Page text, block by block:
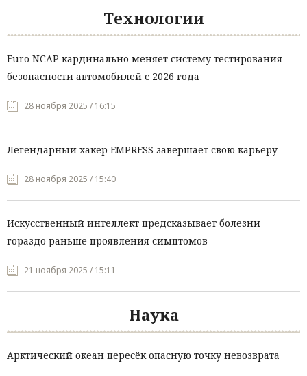
Технологии
Euro NCAP кардинально меняет систему тестирования
безопасности автомобилей с 2026 года
28 ноября 2025 / 16:15
Легендарный хакер EMPRESS завершает свою карьеру
28 ноября 2025 / 15:40
Искусственный интеллект предсказывает болезни
гораздо раньше проявления симптомов
21 ноября 2025 / 15:11
Наука
Арктический океан пересёк опасную точку невозврата